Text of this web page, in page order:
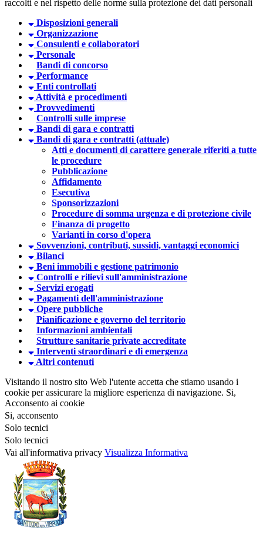
raccolti e nel rispetto delle norme sulla protezione dei dati personali
Disposizioni generali
Organizzazione
Consulenti e collaboratori
Personale
Bandi di concorso
Performance
Enti controllati
Attività e procedimenti
Provvedimenti
Controlli sulle imprese
Bandi di gara e contratti
Bandi di gara e contratti (attuale)
Atti e documenti di carattere generale riferiti a tutte
le procedure
Pubblicazione
Affidamento
Esecutiva
Sponsorizzazioni
Procedure di somma urgenza e di protezione civile
Finanza di progetto
Varianti in corso d'opera
Sovvenzioni, contributi, sussidi, vantaggi economici
Bilanci
Beni immobili e gestione patrimonio
Controlli e rilievi sull'amministrazione
Servizi erogati
Pagamenti dell'amministrazione
Opere pubbliche
Pianificazione e governo del territorio
Informazioni ambientali
Strutture sanitarie private accreditate
Interventi straordinari e di emergenza
Altri contenuti
Visitando il nostro sito Web l'utente accetta che stiamo usando i
cookie per assicurare la migliore esperienza di navigazione. Si,
Acconsento ai cookie
Si, acconsento
Solo tecnici
Solo tecnici
Vai all'informativa privacy Visualizza Informativa